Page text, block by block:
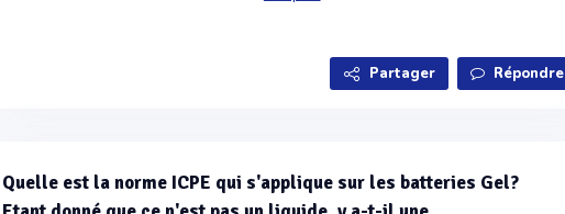
Partager Répondre
Quelle est la norme ICPE qui s'applique sur les batteries Gel?